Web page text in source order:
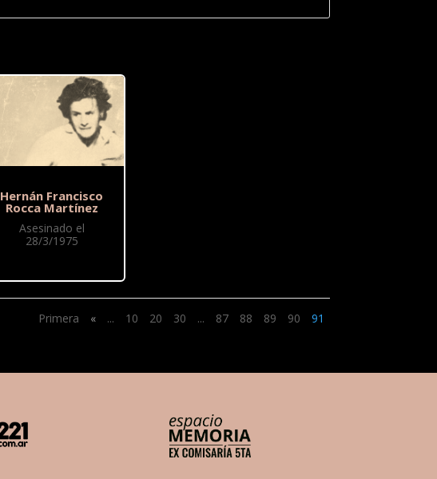
Hernán Francisco
Rocca Martínez
Asesinado el
28/3/1975
Primera « ... 10 20 30 ... 87 88 89 90 91